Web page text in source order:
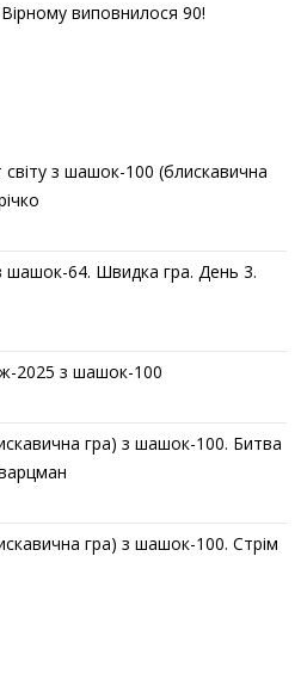
виповнилося 90!
з шашок-100 (блискавична
шашок-64. Швидка гра. День 3.
2025 з шашок-100
гра) з шашок-100. Битва
гра) з шашок-100. Стрім